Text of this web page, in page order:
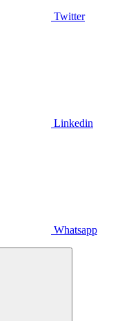
Twitter
Linkedin
Whatsapp